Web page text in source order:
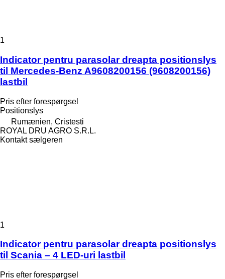
1
Indicator pentru parasolar dreapta positionslys
til Mercedes-Benz A9608200156 (9608200156)
lastbil
Pris efter forespørgsel
Positionslys
Rumænien, Cristesti
ROYAL DRU AGRO S.R.L.
Kontakt sælgeren
1
Indicator pentru parasolar dreapta positionslys
til Scania – 4 LED-uri lastbil
Pris efter forespørgsel